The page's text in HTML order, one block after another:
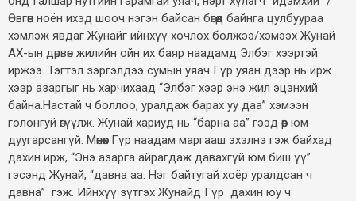
Өвгөн ноён ихэд шооч нэгэн байсан бөгөөд байнга цулбуураа
хэмлэж явдаг Жунайг ийнхүү хочлох болжээ/хэмээх Жунай
АХ-ын дөрвөн жилийн ойн их баяр наадамд Элбэг хээртэй
иржээ. Тэгтэл зэргэлдээ сумын уяач Гүр уяан дээр нь ирж
хээр азаргыг нь харчихаад “Элбэг хээр энэ жил эцэнхий
байна.Настай ч боллоо, уралдаж барах уу даа” хэмээн
голонгуй өгүүлж. Жунай хариуд нь “барна аа” гээд өөр юм
дуугарсангүй. Мөнөөх Гүр наадам маргааш эхэлнэ гэж байхад
дахин ирж, “Энэ азарга айрагдаж давахгүй юм биш үү”
гэсэнд Жунай, “давна аа. Нэг байтугай хоёр уралдсан ч
давна” гэж. Ийнхүү зүтгэх Жунайд Гүр дахин юу ч